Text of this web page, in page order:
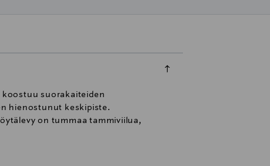
koostuu suorakaiteiden
hienostunut keskipiste.
on tummaa tammiviilua,